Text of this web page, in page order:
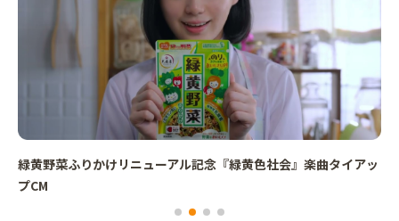
緑黄野菜ふりかけリニューアル記念『緑黄色社会』楽曲タイアッ
プCM